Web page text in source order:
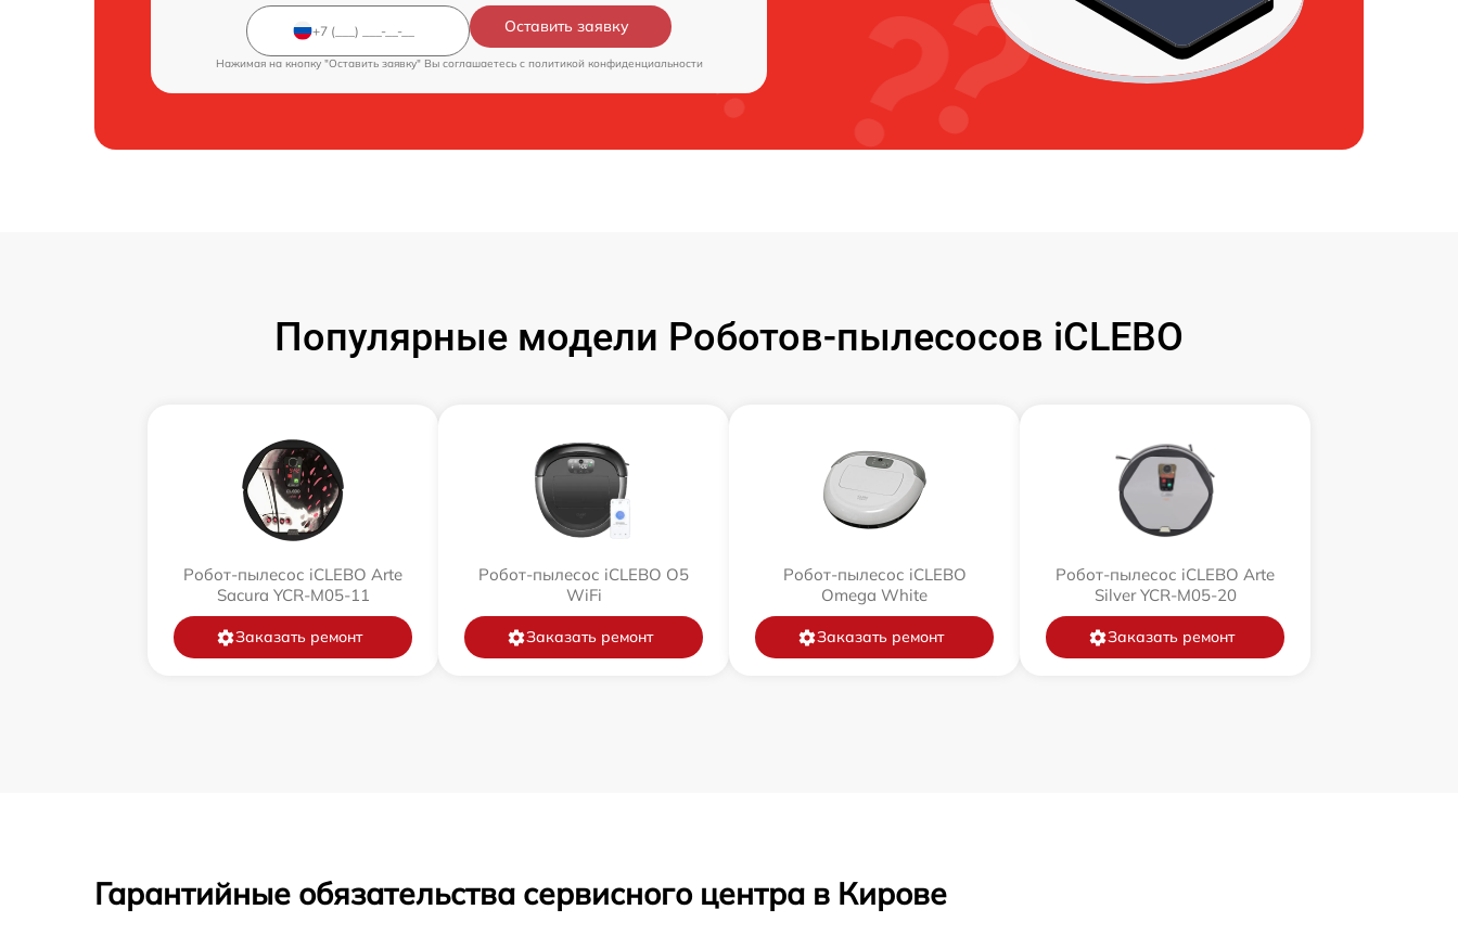
Оставить заявку
Нажимая на кнопку "Оставить заявку" Вы соглашаетесь c политикой конфиденциальности
Популярные модели Роботов-пылесосов iCLEBO
Робот-пылесос iCLEBO Arte
Sacura YCR-M05-11
Заказать ремонт
Робот-пылесос iCLEBO O5
WiFi
Заказать ремонт
Робот-пылесос iCLEBO
Omega White
Заказать ремонт
Робот-пылесос iCLEBO Arte
Silver YCR-M05-20
Заказать ремонт
Гарантийные обязательства сервисного центра в Кирове